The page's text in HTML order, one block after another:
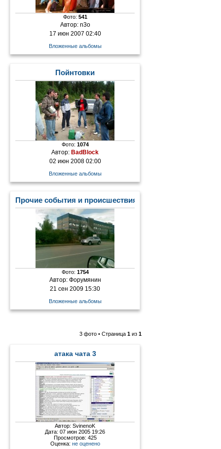
Фото: 541
Автор: n3o
17 июн 2007 02:40
Вложенные альбомы
Пойнтовки
Фото: 1074
Автор: BadBlock
02 июн 2008 02:00
Вложенные альбомы
Прочие события и происшествия
Фото: 1754
Автор: Форумянин
21 сен 2009 15:30
Вложенные альбомы
3 фото • Страница 1 из 1
атака чата 3
Автор:SvinenoK
Дата: 07 июн 2005 19:26
Просмотров: 425
Оценка: не оценено